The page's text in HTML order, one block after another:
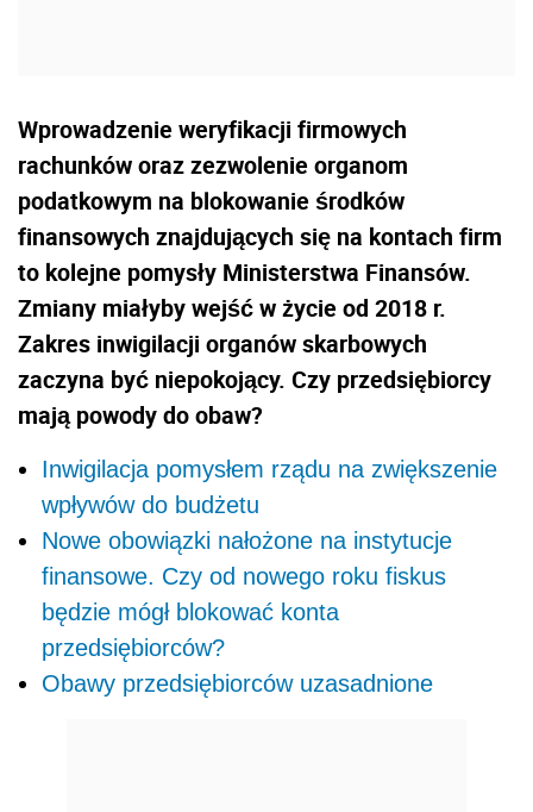
Wprowadzenie weryfikacji firmowych
rachunków oraz zezwolenie organom
podatkowym na blokowanie środków
finansowych znajdujących się na kontach firm
to kolejne pomysły Ministerstwa Finansów.
Zmiany miałyby wejść w życie od 2018 r.
Zakres inwigilacji organów skarbowych
zaczyna być niepokojący. Czy przedsiębiorcy
mają powody do obaw?
Inwigilacja pomysłem rządu na zwiększenie
wpływów do budżetu
Nowe obowiązki nałożone na instytucje
finansowe. Czy od nowego roku fiskus
będzie mógł blokować konta
przedsiębiorców?
Obawy przedsiębiorców uzasadnione